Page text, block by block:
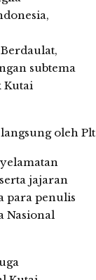
subtema
Kutai
oleh
jajaran
para penulis
Nasional